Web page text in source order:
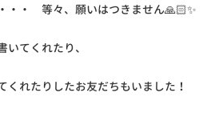
・・ 等々、願いはつきません🙏🏻✨
てくれたり、
くれたりしたお友だちもいました！